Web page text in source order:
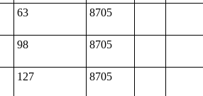
63 8705
98 8705
127 8705